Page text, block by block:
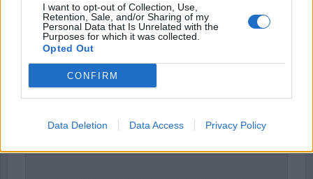
I want to opt-out of Collection, Use,
Retention, Sale, and/or Sharing of my
Personal Data that Is Unrelated with the
Purposes for which it was collected.
Opted Out
CONFIRM
Data Deletion Data Access Privacy Policy
Remember Me
Stöd Para§rafs bevakning av rättssäkerheten